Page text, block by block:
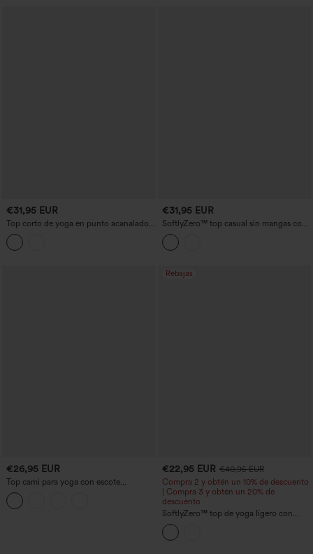
€31,95 EUR
Top corto de yoga en punto acanalado
con sobreposición de malla retorcida y
sujetador integrado, tacto fresco y
tratamiento antiolor - UPF40+
€31,95 EUR
SoftlyZero™ top casual sin mangas con
escote en U aireado, tirantes ajustables y
sujetador integrado — para copas B–D
€26,95 EUR
Top cami para yoga con escote
redondeado, sujetador incorporado y
dobladillo cruzado — de mayor
longitud
Rebajas
€22,95 EUR €40,95 EUR
Compra 2 y obtén un 10% de descuento
| Compra 3 y obtén un 20% de
descuento
SoftlyZero™ top de yoga ligero con
escote en V, espalda racerback,
dobladillo cruzado, sujetador integrado,
corte corto y tejido de tacto fresco —